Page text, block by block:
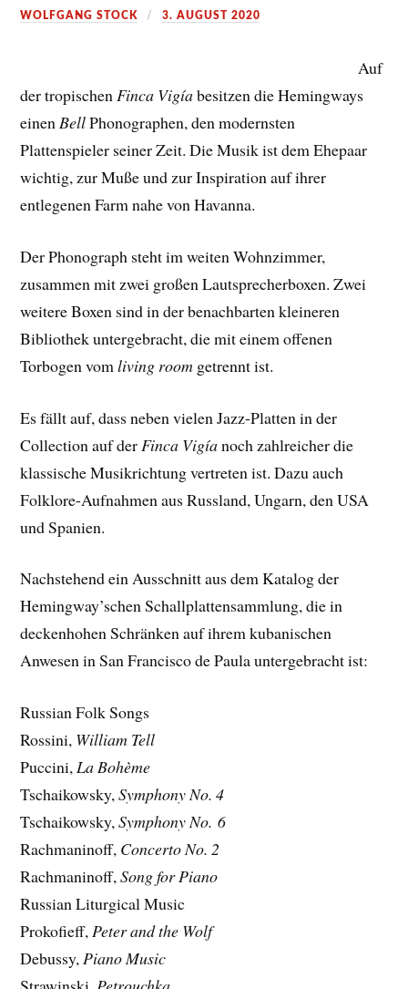
WOLFGANG STOCK 3. AUGUST 2020
Auf
der tropischenFinca Vigíabesitzen die Hemingways
einenBellPhonographen, den modernsten
Plattenspieler seiner Zeit. Die Musik ist dem Ehepaar
wichtig, zur Muße und zur Inspiration auf ihrer
entlegenen Farm nahe von Havanna.
Der Phonograph steht im weiten Wohnzimmer,
zusammen mit zwei großen Lautsprecherboxen. Zwei
weitere Boxen sind in der benachbarten kleineren
Bibliothek untergebracht, die mit einem offenen
Torbogen vomliving room getrennt ist.
Es fällt auf, dass neben vielen Jazz-Platten in der
Collection auf der Finca Vigíanoch zahlreicher die
klassische Musikrichtung vertreten ist. Dazu auch
Folklore-Aufnahmen aus Russland, Ungarn, den USA
und Spanien.
Nachstehend ein Ausschnitt aus dem Katalog der
Hemingway’schen Schallplattensammlung, die in
deckenhohen Schränken auf ihrem kubanischen
Anwesen in San Francisco de Paula untergebracht ist:
Russian Folk Songs
Rossini, William Tell
Puccini,La Bohème
Tschaikowsky,Symphony No. 4
Tschaikowsky,Symphony No. 6
Rachmaninoff, Concerto No. 2
Rachmaninoff,Song for Piano
Russian Liturgical Music
Prokofieff,Peter and the Wolf
Debussy,Piano Music